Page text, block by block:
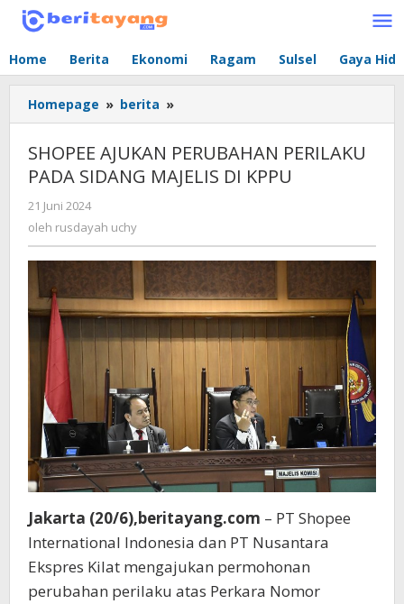
Lewati
Home Berita Ekonomi Ragam Sulsel Gaya
Homepage » berita »
AJUKAN
PERILAKU
PADA
SHOPEE AJUKAN PERUBAHAN PERILAKU
PADA SIDANG MAJELIS DI KPPU
21 Juni 2024
rusdayah
oleh rusdayah uchy
Jakarta (20/6),beritayang.com – PT Shopee
International Indonesia dan PT Nusantara
Ekspres Kilat mengajukan permohonan
perubahan perilaku atas Perkara Nomor